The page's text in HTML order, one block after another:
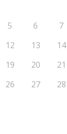
5 6 7
12 13 14
19 20 21
26 27 28